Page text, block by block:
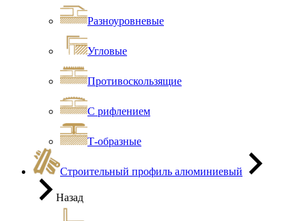
Разноуровневые
Угловые
Противоскользящие
С рифлением
Т-образные
Строительный профиль алюминиевый
Назад